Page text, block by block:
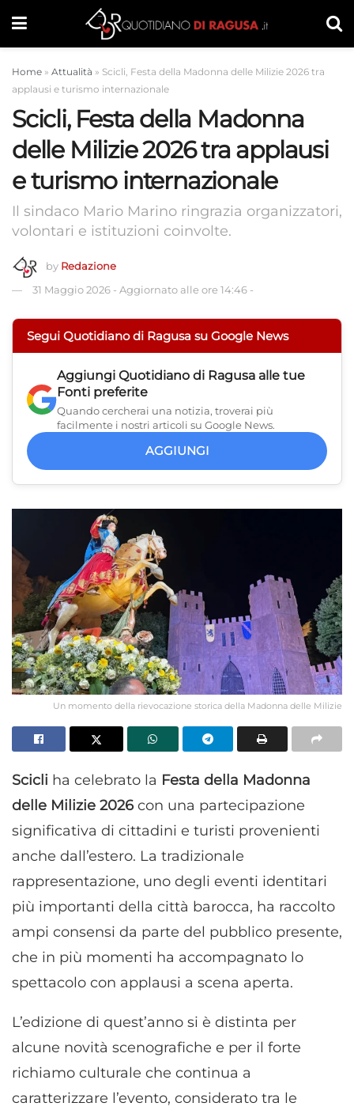
Home » Attualità » Scicli, Festa della Madonna delle Milizie 2026 tra
applausi e turismo internazionale
Scicli, Festa della Madonna
delle Milizie 2026 tra applausi
e turismo internazionale
Il sindaco Mario Marino ringrazia organizzatori,
volontari e istituzioni coinvolte.
by Redazione
31 Maggio 2026 - Aggiornato alle ore 14:46 -
Segui Quotidiano di Ragusa su Google News
Aggiungi Quotidiano di Ragusa alle tue
Fonti preferite
Quando cercherai una notizia, troverai più
facilmente i nostri articoli su Google News.
AGGIUNGI
Un momento della rievocazione storica della Madonna delle Milizie
Scicli ha celebrato la Festa della Madonna
delle Milizie 2026 con una partecipazione
significativa di cittadini e turisti provenienti
anche dall’estero. La tradizionale
rappresentazione, uno degli eventi identitari
più importanti della città barocca, ha raccolto
ampi consensi da parte del pubblico presente,
che in più momenti ha accompagnato lo
spettacolo con applausi a scena aperta.
L’edizione di quest’anno si è distinta per
alcune novità scenografiche e per il forte
richiamo culturale che continua a
caratterizzare l’evento, considerato tra le